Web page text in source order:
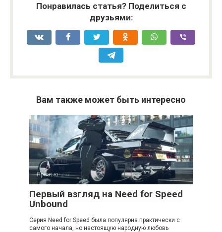
Понравилась статья? Поделиться с
друзьями:
Вам также может быть интересно
Превью
Первый взгляд на Need for Speed
Unbound
Серия Need for Speed была популярна практически с
самого начала, но настоящую народную любовь